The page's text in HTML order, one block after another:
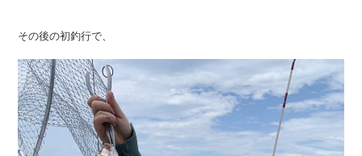
その後の初釣行で、